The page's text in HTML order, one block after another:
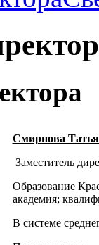
Смирнова
Заместитель
Образование
академия;
В системе